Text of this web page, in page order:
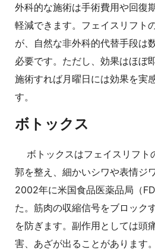
外科的な施術は手術費用や回復
軽減できます。フェイスリフト
が、自然な非外科的代替手段は
必要です。ただし、効果はほぼ
施術すれば月曜日には効果を実
す。
ボトックス
ボトックスはフェイスリフト
郭を整え、細かいシワや表情ジ
2002年に米国食品医薬品局（
た。筋肉の収縮信号をブロック
を防ぎます。副作用としては頭
害、あざが出ることがあります